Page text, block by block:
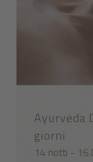
Ayurveda
giorni
14 notti -